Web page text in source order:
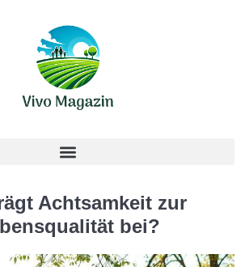
Achtsamkeit zur
bei?